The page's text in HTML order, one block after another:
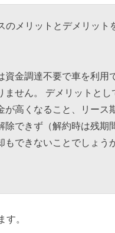
のメリットとデメリット
資金調達不要で車を利用
ません。 デメリットとし
が高くなること、リース
除できず（解約時は残期
もできないことでしょう
す。